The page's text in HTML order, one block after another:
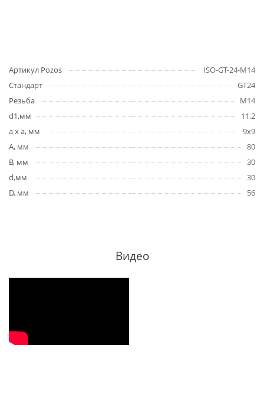
Артикул Pozos
ISO-GT-24-M14
Стандарт
GT24
Резьба
M14
d1,мм
11.2
a x a, мм
9x9
A, мм
80
B, мм
30
d,мм
30
D, мм
56
Видео